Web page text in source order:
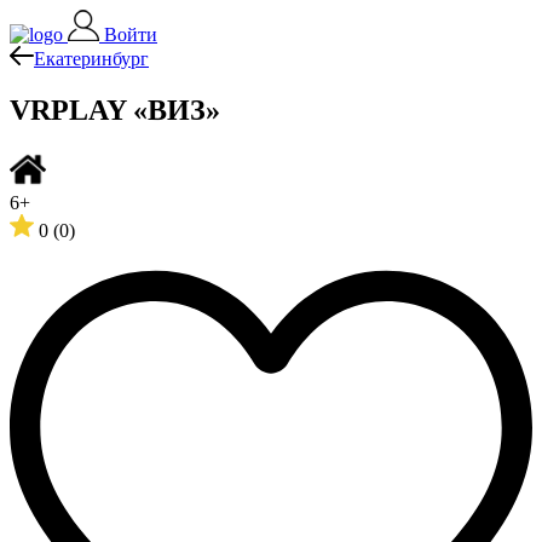
Войти
Екатеринбург
VRPLAY «ВИЗ»
6+
0 (0)